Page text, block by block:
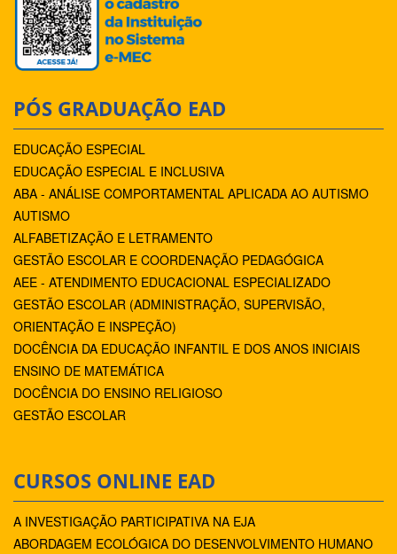
PÓS GRADUAÇÃO EAD
EDUCAÇÃO ESPECIAL
EDUCAÇÃO ESPECIAL E INCLUSIVA
ABA - ANÁLISE COMPORTAMENTAL APLICADA AO AUTISMO
AUTISMO
ALFABETIZAÇÃO E LETRAMENTO
GESTÃO ESCOLAR E COORDENAÇÃO PEDAGÓGICA
AEE - ATENDIMENTO EDUCACIONAL ESPECIALIZADO
GESTÃO ESCOLAR (ADMINISTRAÇÃO, SUPERVISÃO,
ORIENTAÇÃO E INSPEÇÃO)
DOCÊNCIA DA EDUCAÇÃO INFANTIL E DOS ANOS INICIAIS
ENSINO DE MATEMÁTICA
DOCÊNCIA DO ENSINO RELIGIOSO
GESTÃO ESCOLAR
CURSOS ONLINE EAD
A INVESTIGAÇÃO PARTICIPATIVA NA EJA
ABORDAGEM ECOLÓGICA DO DESENVOLVIMENTO HUMANO